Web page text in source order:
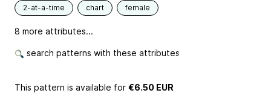
2-at-a-time chart female
8 more attributes...
search patterns with these attributes
This pattern is available for €6.50 EUR